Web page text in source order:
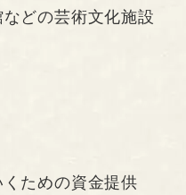
どの芸術文化施設
ための資金提供